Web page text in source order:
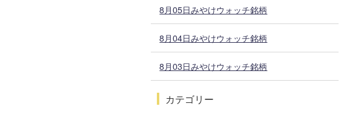
8月05日みやけウォッチ銘柄
8月04日みやけウォッチ銘柄
8月03日みやけウォッチ銘柄
カテゴリー